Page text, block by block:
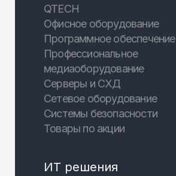
QTECH
Офисное оборудование
Программное обеспечение
Профессиональное
медиаоборудование
Серверы и СХД
Сетевое оборудование
Системы безопасности
Товары по акции
ИТ решения